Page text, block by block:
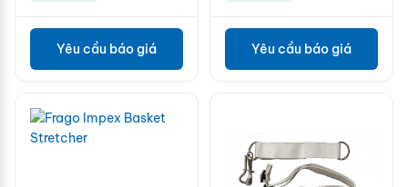
Yêu cầu báo giá Yêu cầu báo giá